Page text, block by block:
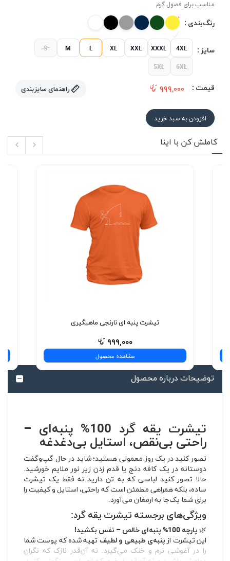
مناسب برای فصول گرم
رنگ‌بندی :
سایز : S M L XL XXL XXXL 4XL
5XL 6XL
قیمت : ۹۹۹,۰۰۰ راهنمای سایزبندی
افزودن به سبد خرید
کاملش کن با اینا
تیشرت پنبه ای نارنجی ماهیگیری
۹۹۹,۰۰۰
مشاهده محصول
توضیحات درباره محصول
تیشرت یقه گرد 100% پنبه‌ای –
راحتی بی‌نقص، استایل بی‌دغدغه
تصور کنید در یک روز معمولی هستید؛ شاید در حال گپ‌وگفت
دوستانه در یک کافه دنج یا قدم زدن زیر نور ملایم خورشید.
حالا تصور کنید لباسی که به تن دارید نه فقط یک تیشرت
ساده، بلکه همراهی مطمئن است که راحتی، استایل و کیفیت را
برای شما یک‌جا به ارمغان می‌آورد.
ویژگی‌های برجسته تیشرت یقه گرد:
🌿 پارچه 100% پنبه‌ای خالص – نفس بکشید!
این تیشرت از پنبه‌ی طبیعی و لطیف تهیه شده که پوست شما
را در آغوشی نرم و خنک می‌گیرد. نه آن‌قدر نازک که نگران